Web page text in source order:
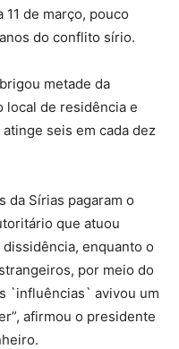
11 de março, pouco
do conflito sírio.
metade da
local de residência e
seis em cada dez
da Sírias pagaram o
que atuou
enquanto o
por meio do
`influências` avivou um
afirmou o presidente